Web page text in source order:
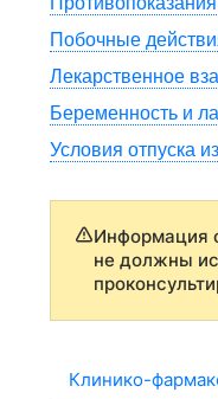
Побочные
Лекарственное
Беременность и
Условия отпуска
Информация
не должны
Клинико-